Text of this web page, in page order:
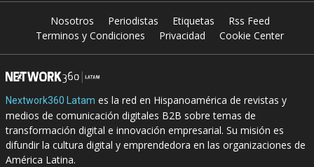
Nosotros Periodistas Etiquetas
Rss Feed
Terminos y Condiciones
Privacidad Cookie Center
Nextwork360 Latam es la red en Hispanoamérica de revistas y
medios de comunicación digitales B2B sobre temas de
transformación digital e innovación empresarial. Su misión es
difundir la cultura digital y emprendedora en las organizaciones de
América Latina.